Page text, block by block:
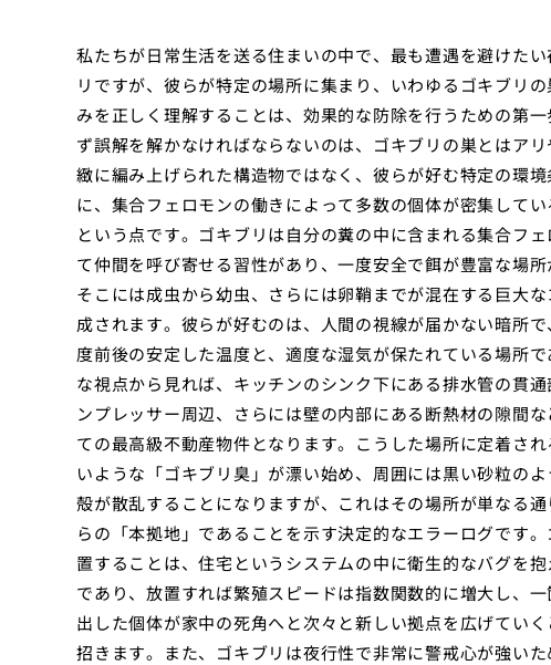
私たちが日常生活を送る住まいの中で、最も遭遇を避けた
リですが、彼らが特定の場所に集まり、いわゆるゴキブリ
みを正しく理解することは、効果的な防除を行うための第
ず誤解を解かなければならないのは、ゴキブリの巣とはア
緻に編み上げられた構造物ではなく、彼らが好む特定の環
に、集合フェロモンの働きによって多数の個体が密集して
という点です。ゴキブリは自分の糞の中に含まれる集合フ
て仲間を呼び寄せる習性があり、一度安全で餌が豊富な場所
そこには成虫から幼虫、さらには卵鞘までが混在する巨大
成されます。彼らが好むのは、人間の視線が届かない暗所
度前後の安定した温度と、適度な湿気が保たれている場所
な視点から見れば、キッチンのシンク下にある排水管の貫
ンプレッサー周辺、さらには壁の内部にある断熱材の隙間
ての最高級不動産物件となります。こうした場所に定着さ
いような「ゴキブリ臭」が漂い始め、周囲には黒い砂粒の
殻が散乱することになりますが、これはその場所が単なる
らの「本拠地」であることを示す決定的なエラーログです
置することは、住宅というシステムの中に衛生的なバグを
であり、放置すれば繁殖スピードは指数関数的に増大し、
出した個体が家中の死角へと次々と新しい拠点を広げてい
招きます。また、ゴキブリは夜行性で非常に警戒心が強い